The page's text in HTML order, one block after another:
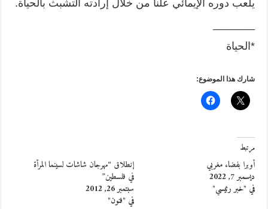
يلعب دوره الإيمائي علناً من خلال إرادته التشبث بالحياة.
*الحياة
شارك هذا الموضوع:
مرتبط
أوبرا بفضاء مغربي
ديسمبر 7, 2022
في "خبر رئيسي"
إنطلاق “مهرجان شاشات لسينما المرأة
في فلسطين”
سبتمبر 26, 2012
في "فنون"